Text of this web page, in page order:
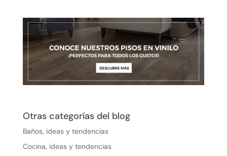
Otras categorías del blog
Baños, ideas y tendencias
Cocina, ideas y tendencias